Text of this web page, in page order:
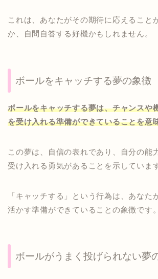
これは、あなたがその期待に応えること
か、自問自答する好機かもしれません。
ボールをキャッチする夢の象徴
ボールをキャッチする夢は、チャンスや
を受け入れる準備ができていることを意
この夢は、自信の表れであり、自分の能
受け入れる勇気があることを示していま
「キャッチする」という行為は、あなた
活かす準備ができていることの象徴です。
ボールがうまく投げられない夢